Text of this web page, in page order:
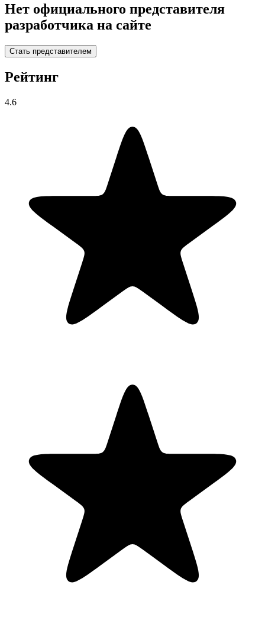
Нет официального представителя
разработчика на сайте
Стать представителем
Рейтинг
4.6